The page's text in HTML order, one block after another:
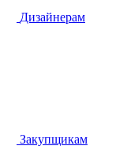
Дизайнерам
Закупщикам